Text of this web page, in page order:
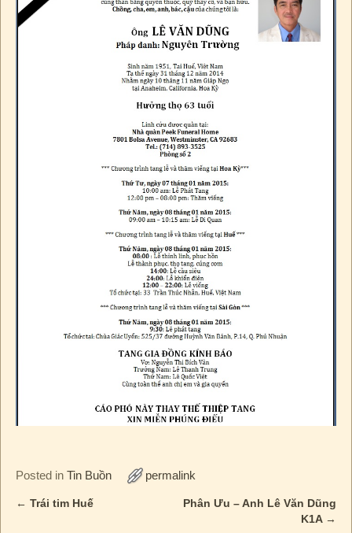
Posted in Tin Buồn permalink
← Trái tim Huế
Phân Ưu – Anh Lê Văn Dũng
K1A →